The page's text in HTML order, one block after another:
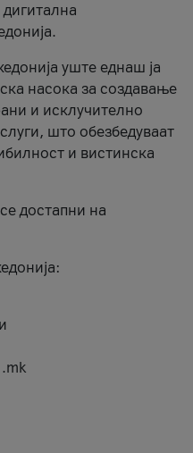
уште еднаш ја
насока за создавање
и исклучително
што обезбедуваат
и вистинска
достапни на